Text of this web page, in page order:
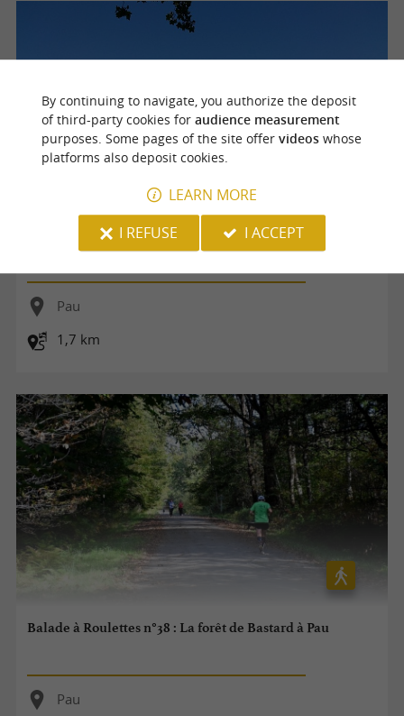
Balade à Roulettes n°45 : Le parc de Sers, à Pau
Pau
1,7 km
Balade à Roulettes n°38 : La forêt de Bastard à Pau
Pau
By continuing to navigate, you authorize the deposit
of third-party cookies for audience measurement
purposes. Some pages of the site offer videoswhose
platforms also deposit cookies.
LEARN MORE
I REFUSE
I ACCEPT